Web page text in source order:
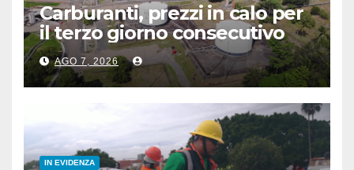
Carburanti, prezzi in calo per
il terzo giorno consecutivo
AGO 7, 2026
IN EVIDENZA